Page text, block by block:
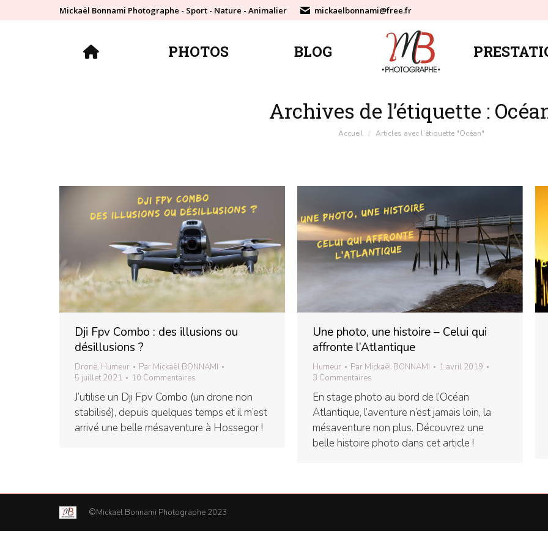
Mickaël Bonnami Photographe - Sport - Nature - Animalier mickaelbonnami@free.fr
PHOTOS BLOG
Archives de l’étiquette :
Vous êtes ici :
Accueil Articles avec l’étiquette "Océan"
Dji Fpv Combo : des illusions ou
désillusions ?
Drone, Humeur Par Mickaël BONNAMI
5 juillet 2021
10 Commentaires
J’utilise un Dji Fpv Combo (un drone non
stabilisé), depuis quelques temps et il m’est
arrivé une belle mésaventure à Hossegor !
Une photo, une histoire – Celui qui
affronte l’Atlantique
Humeur Par Mickaël BONNAMI
1 avril 2019
3 Commentaires
En stage photo au bord de l’Océan
Atlantique, l’aventure n’est jamais loin, la
mésaventure non plus. Découvrez une
belle histoire photo dans cet article !
©Mickaël Bonnami Photographe 2023